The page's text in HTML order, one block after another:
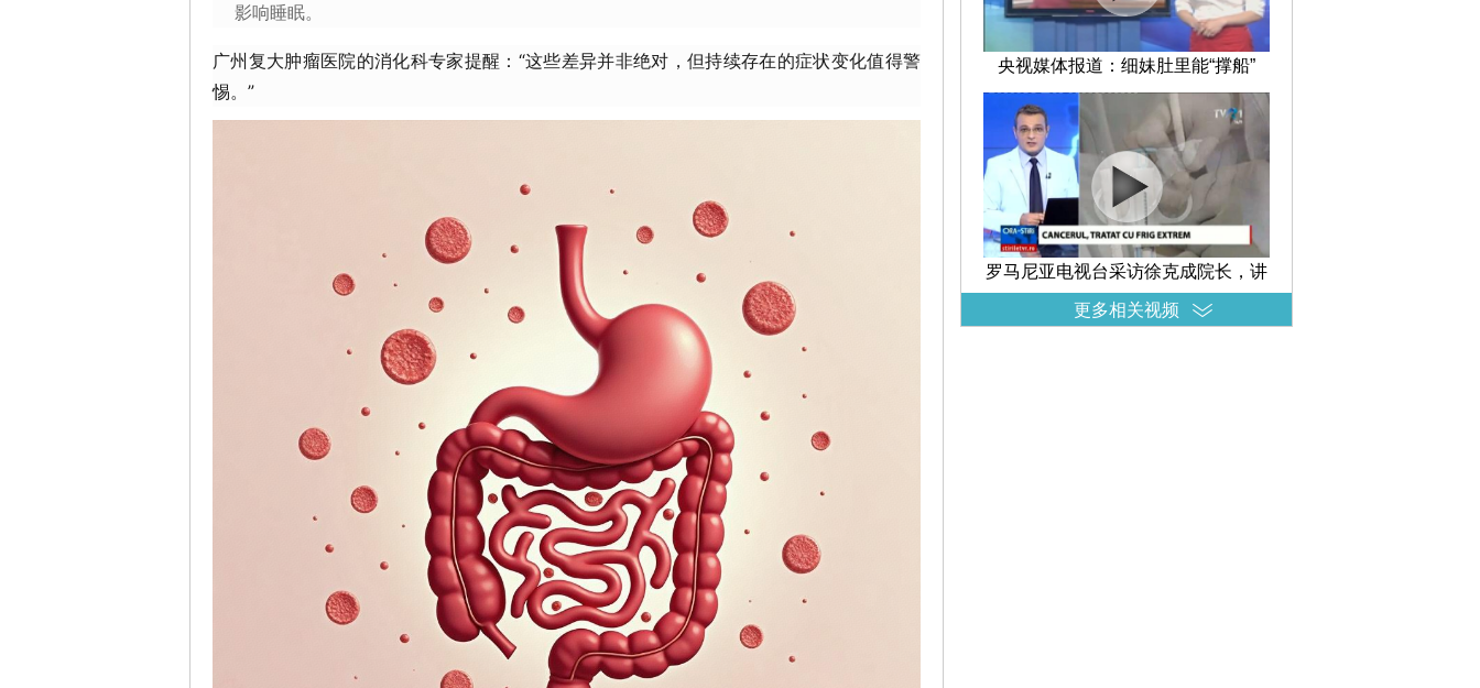
影响睡眠。
广州复大肿瘤医院的消化科专家提醒：“这些差异并非绝对，但持续存在的症状变化值得警
惕。”
央视媒体报道：细妹肚里能“撑船”
罗马尼亚电视台采访徐克成院长，讲
述冷冻消瘤减瘤在治疗癌症中的
更多相关视频